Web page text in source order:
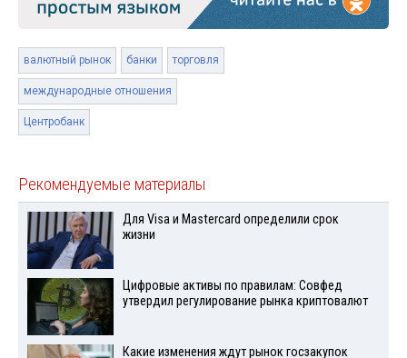
валютный рынок банки торговля
международные отношения
Центробанк
Рекомендуемые материалы
Для Visа и Mastercard определили срок
жизни
Цифровые активы по правилам: Совфед
утвердил регулирование рынка криптовалют
Какие изменения ждут рынок госзакупок